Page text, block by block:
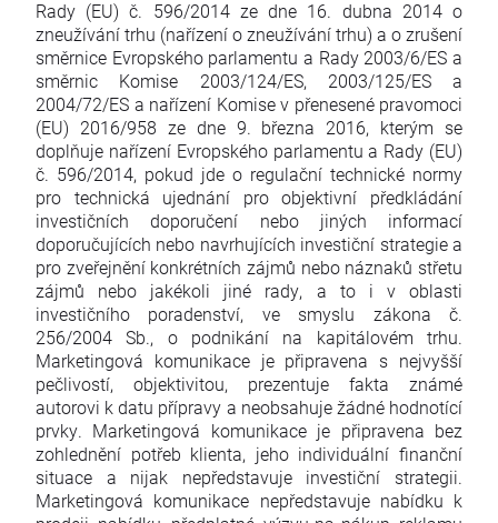
Rady (EU) č. 596/2014 ze dne 16. dubna 2014 o
zneužívání trhu (nařízení o zneužívání trhu) a o zrušení
směrnice Evropského parlamentu a Rady 2003/6/ES a
směrnic Komise 2003/124/ES, 2003/125/ES a
2004/72/ES a nařízení Komise v přenesené pravomoci
(EU) 2016/958 ze dne 9. března 2016, kterým se
doplňuje nařízení Evropského parlamentu a Rady (EU)
č. 596/2014, pokud jde o regulační technické normy
pro technická ujednání pro objektivní předkládání
investičních doporučení nebo jiných informací
doporučujících nebo navrhujících investiční strategie a
pro zveřejnění konkrétních zájmů nebo náznaků střetu
zájmů nebo jakékoli jiné rady, a to i v oblasti
investičního poradenství, ve smyslu zákona č.
256/2004 Sb., o podnikání na kapitálovém trhu.
Marketingová komunikace je připravena s nejvyšší
pečlivostí, objektivitou, prezentuje fakta známé
autorovi k datu přípravy a neobsahuje žádné hodnotící
prvky. Marketingová komunikace je připravena bez
zohlednění potřeb klienta, jeho individuální finanční
situace a nijak nepředstavuje investiční strategii.
Marketingová komunikace nepředstavuje nabídku k